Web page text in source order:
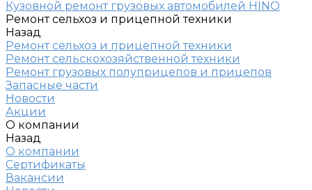
Кузовной ремонт грузовых автомобилей HINO
Ремонт сельхоз и прицепной техники
Назад
Ремонт сельхоз и прицепной техники
Ремонт сельскохозяйственной техники
Ремонт грузовых полуприцепов и прицепов
Запасные части
Новости
Акции
О компании
Назад
О компании
Сертификаты
Вакансии